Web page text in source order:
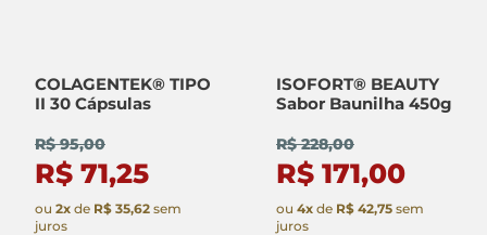
COLAGENTEK® TIPO
II 30 Cápsulas
R$ 95,00
R$ 71,25
ou 2x de R$ 35,62 sem
juros
ISOFORT® BEAUTY
Sabor Baunilha 450g
R$ 228,00
R$ 171,00
ou 4x de R$ 42,75 sem
juros